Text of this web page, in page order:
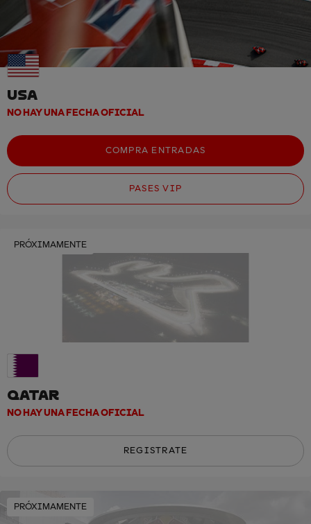
USA
NO HAY UNA FECHA OFICIAL
COMPRA ENTRADAS
PASES VIP
PRÓXIMAMENTE
QATAR
NO HAY UNA FECHA OFICIAL
REGISTRATE
PRÓXIMAMENTE